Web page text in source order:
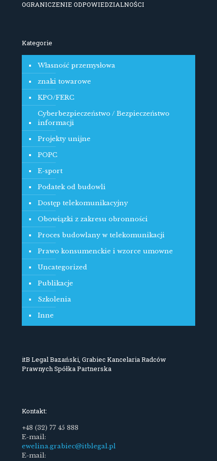
OGRANICZENIE ODPOWIEDZIALNOŚCI
Kategorie
Własność przemysłowa
znaki towarowe
KPO/FERC
Cyberbezpieczeństwo / Bezpieczeństwo
informacji
Projekty unijne
POPC
E-sport
Podatek od budowli
Dostęp telekomunikacyjny
Obowiązki z zakresu obronności
Proces budowlany w telekomunikacji
Prawo konsumenckie i wzorce umowne
Uncategorized
Publikacje
Szkolenia
Inne
itB Legal Bazański, Grabiec Kancelaria Radców
Prawnych Spółka Partnerska
Kontakt:
+48 (32) 77 45 888
E-mail:
ewelina.grabiec@itblegal.pl
E-mail: